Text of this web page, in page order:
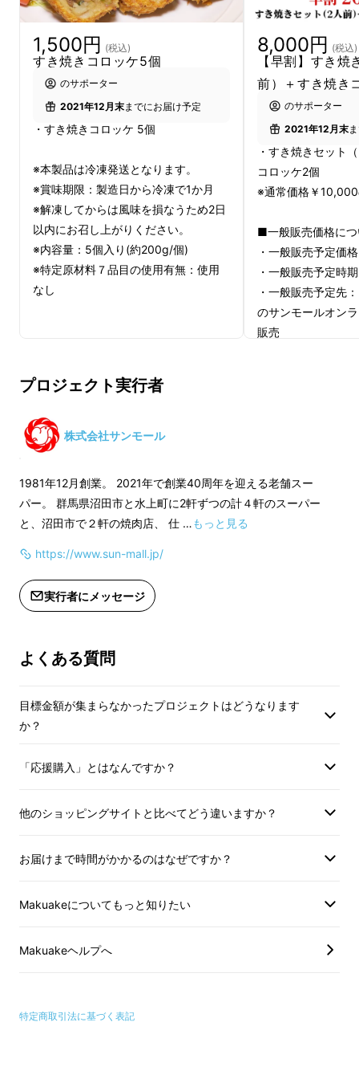
群馬を訪れるきっかけとなれば幸いでございま
す。
食材はもちろん、割り下まで群馬県産で揃えま
した。
＜レシピ開発＞
シピを紹介している
群馬県在住の料理研究家 金澤亜希子先生に監
修して頂いております。
フードコーディネーター/笑顔をつなげる料理
1,500円 (税込)
すき焼きコロッケ5個
のサポーター
2021年12月末までにお届け予定
・すき焼きコロッケ 5個
※本製品は冷凍発送となります。
※賞味期限：製造日から冷凍で1か月
※解凍してからは風味を損なうため2日
以内にお召し上がりください。
※内容量：5個入り(約200g/個)
※特定原材料７品目の使用有無：使用
なし
8,000円 (税込)
【早割】すき
前）＋すき焼き
のサポーター
2021年12月末
・すき焼きセット
コロッケ2個
※通常価格￥
■一般販売価格に
・一般販売予定価
・一般販売予定時
・一般販売予定先
のサンモールオン
販売
白菜、割り下
※特定原材料７品
プロジェクト実行者
株式会社サンモール
1981年12月創業。 2021年で創業40周年を迎える老舗スー
パー。 群馬県沼田市と水上町に2軒ずつの計４軒のスーパー
と、沼田市で２軒の焼肉店、 仕 …もっと見る
https://www.sun-mall.jp/
実行者にメッセージ
よくある質問
目標金額が集まらなかったプロジェクトはどうなります
か？
「応援購入」とはなんですか？
他のショッピングサイトと比べてどう違いますか？
お届けまで時間がかかるのはなぜですか？
Makuakeについてもっと知りたい
Makuakeヘルプへ
特定商取引法に基づく表記